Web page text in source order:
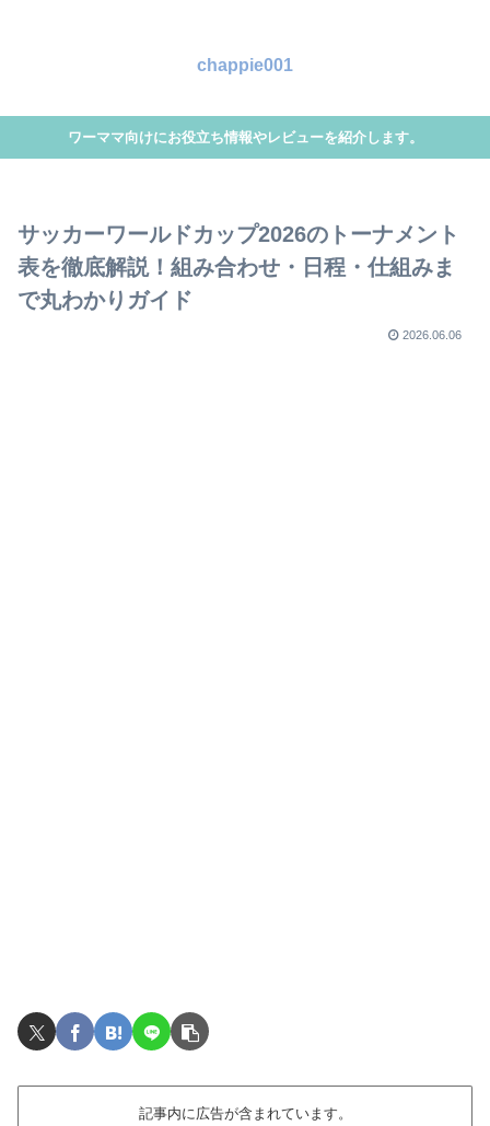
chappie001
ワーママ向けにお役立ち情報やレビューを紹介します。
サッカーワールドカップ2026のトーナメント
表を徹底解説！組み合わせ・日程・仕組みま
で丸わかりガイド
2026.06.06
記事内に広告が含まれています。